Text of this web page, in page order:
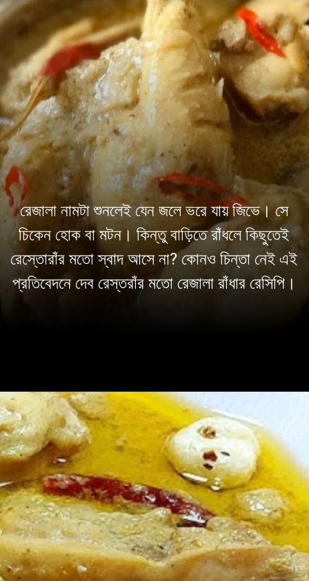
রেজালা নামটা শুনলেই যেন জলে ভরে যায় জিভে। সে
চিকেন হোক বা মটন। কিন্তু বাড়িতে রাঁধলে কিছুতেই
রেস্তোরাঁর মতো স্বাদ আসে না? কোনও চিন্তা নেই এই
প্রতিবেদনে দেব রেস্তরাঁর মতো রেজালা রাঁধার রেসিপি।